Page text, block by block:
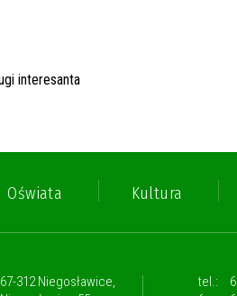
Oświata Kultura
67-312 Niegosławice,
tel.: